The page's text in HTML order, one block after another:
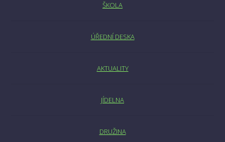
ŠKOLA
ÚŘEDNÍ DESKA
AKTUALITY
JÍDELNA
DRUŽINA